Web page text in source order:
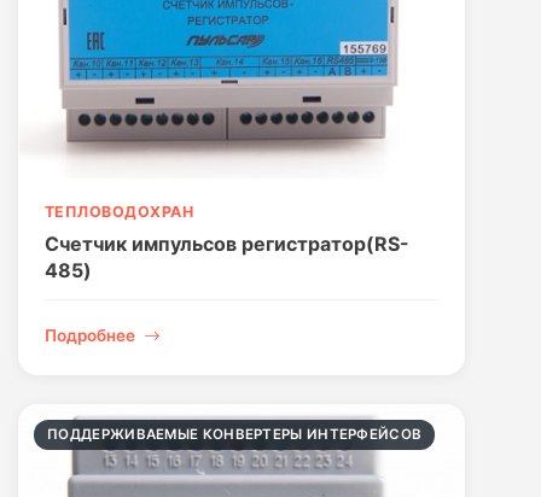
ТЕПЛОВОДОХРАН
Счетчик импульсов регистратор(RS-
485)
Подробнее
ПОДДЕРЖИВАЕМЫЕ КОНВЕРТЕРЫ ИНТЕРФЕЙСОВ